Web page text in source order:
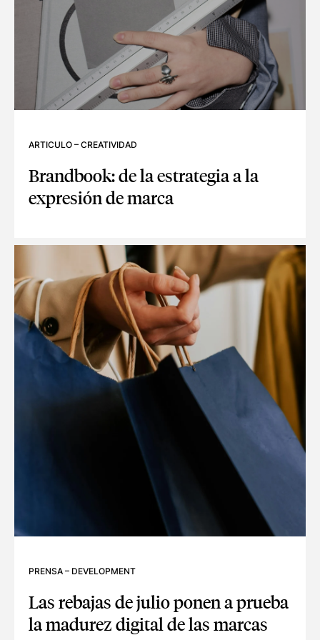
ARTICULO – CREATIVIDAD
Brandbook: de la estrategia a la
expresión de marca
PRENSA – DEVELOPMENT
Las rebajas de julio ponen a prueba
la madurez digital de las marcas